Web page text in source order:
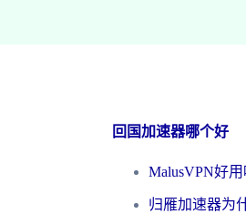
回国加速器哪个好